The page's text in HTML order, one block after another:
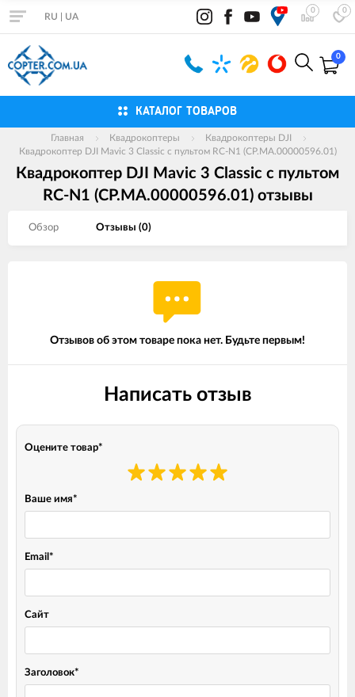
0 0
RU UA
0
КАТАЛОГ ТОВАРОВ
Главная Квадрокоптеры
Квадрокоптеры DJI
Квадрокоптер DJI Mavic 3 Classic c пультом RC-N1 (CP.MA.00000596.01)
Квадрокоптер DJI Mavic 3 Classic c пультом
RC-N1 (CP.MA.00000596.01) отзывы
Обзор Отзывы (0)
Отзывов об этом товаре пока нет. Будьте первым!
Написать отзыв
Оцените товар*
Ваше имя*
Email *
Сайт
Заголовок*